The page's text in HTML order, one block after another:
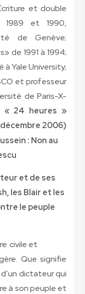
et double
1989 et 1990,
de Genève;
de 1991 à 1994;
à Yale University;
et professeur
de Paris-X-
« 24 heures »
2006)
: Non au
et de ses
les Blair et les
le peuple
civile et
Que signifie
dictateur qui
à son peuple et